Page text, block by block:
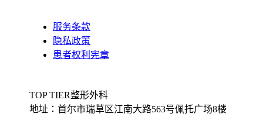
服务条款
隐私政策
患者权利宪章
TOP TIER整形外科
地址：首尔市瑞草区江南大路563号佩托广场8楼